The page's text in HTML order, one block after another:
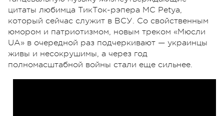
цитаты любимца ТикТок-рэпера MC Petya,
который сейчас служит в ВСУ. Со свойственным
юмором и патриотизмом, новым треком «Мюсли
UA» в очередной раз подчеркивают — украинцы
живы и несокрушимы, а через год
полномасштабной войны стали еще сильнее.